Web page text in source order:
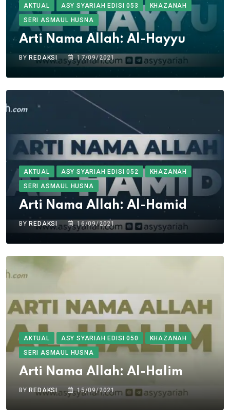
AKTUAL ASY SYARIAH EDISI 053
KHAZANAH
SERI ASMAUL HUSNA
Arti Nama Allah: Al-Hayyu
BY REDAKSI 17/09/2021
AKTUAL ASY SYARIAH EDISI 052
KHAZANAH
SERI ASMAUL HUSNA
Arti Nama Allah: Al-Hamid
BY REDAKSI 16/09/2021
AKTUAL ASY SYARIAH EDISI 050
KHAZANAH
SERI ASMAUL HUSNA
Arti Nama Allah: Al-Halim
BYREDAKSI 15/09/2021